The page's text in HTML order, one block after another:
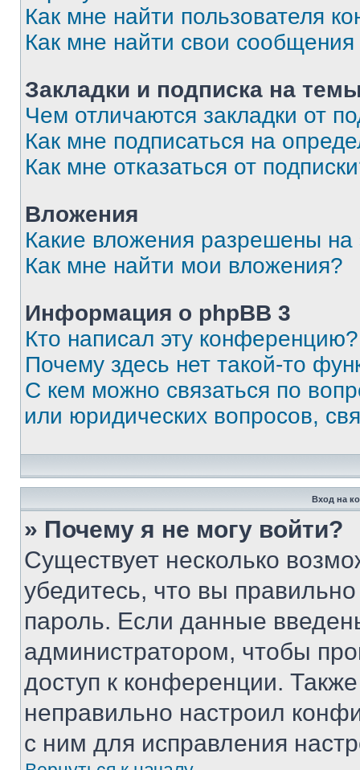
Как мне найти пользователя
Как мне найти свои
Закладки и подписка на
Чем отличаются закладки от
Как мне подписаться на
Как мне отказаться от
Вложения
Какие вложения разрешены
Как мне найти мои вложения?
Информация о phpBB 3
Кто написал эту конференцию?
Почему здесь нет такой-то
С кем можно связаться по
или юридических вопросов,
Вход на
» Почему я не могу войти?
Существует несколько
убедитесь, что вы
пароль. Если данные
администратором, чтобы
доступ к конференции.
неправильно настроил
с ним для исправления